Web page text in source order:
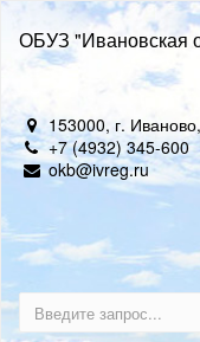
ОБУЗ "Ивановская
153000, г.
+7 (4932) 345-600
okb@ivreg.ru